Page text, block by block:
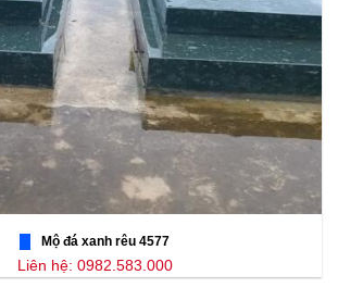
Mộ đá xanh rêu 4577
Liên hệ: 0982.583.000